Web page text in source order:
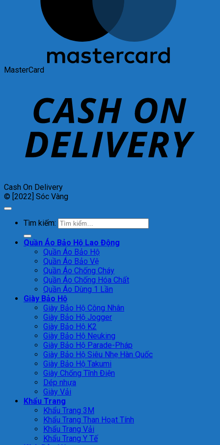
MasterCard
Cash On Delivery
© [2022] Sóc Vàng
Tìm kiếm:
Quần Áo Bảo Hộ Lao Động
Quần Áo Bảo Hộ
Quần Áo Bảo Vệ
Quần Áo Chống Cháy
Quần Áo Chống Hóa Chất
Quần Áo Dùng 1 Lần
Giày Bảo Hộ
Giày Bảo Hộ Công Nhân
Giày Bảo Hộ Jogger
Giày Bảo Hộ K2
Giày Bảo Hộ Neuking
Giày Bảo Hộ Parade-Pháp
Giày Bảo Hộ Siêu Nhẹ Hàn Quốc
Giày Bảo Hộ Takumi
Giày Chống Tĩnh Điện
Dép nhựa
Giày Vải
Khẩu Trang
Khẩu Trang 3M
Khẩu Trang Than Hoạt Tính
Khẩu Trang Vải
Khẩu Trang Y Tế